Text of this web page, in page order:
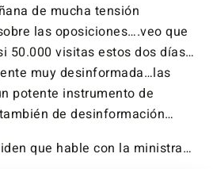
de mucha tensión
las oposiciones….veo que
50.000 visitas estos dos días…
muy desinformada…las
potente instrumento de
de desinformación…
que hable con la ministra…